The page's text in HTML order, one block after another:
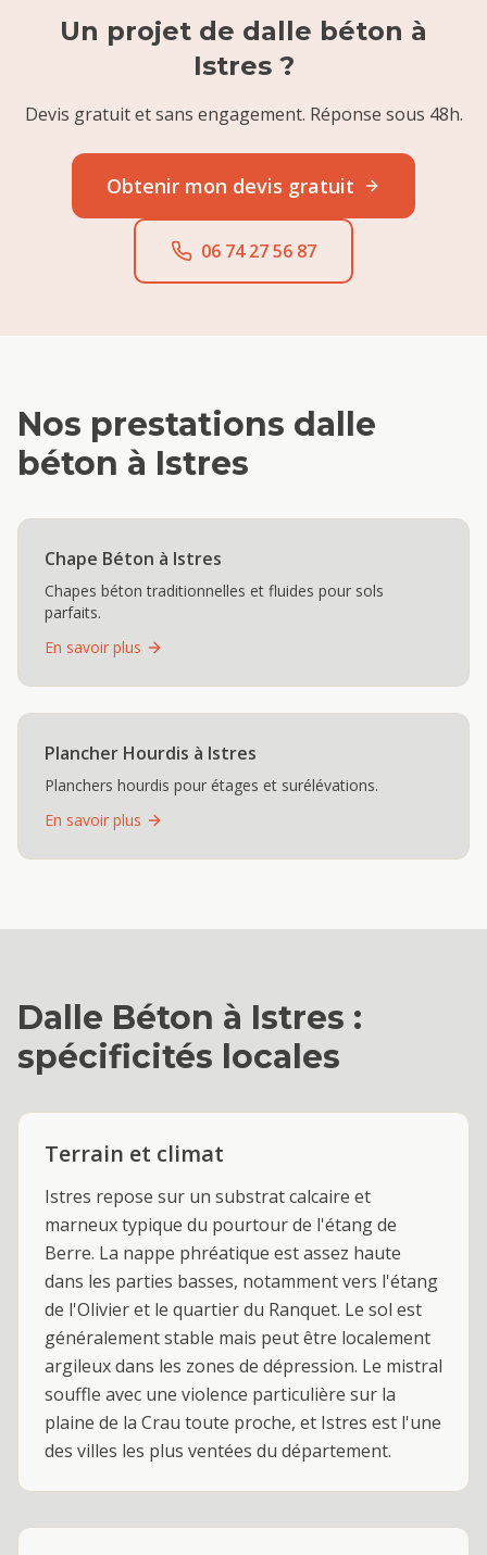
Un projet de dalle béton à
Istres?
Devis gratuit et sans engagement. Réponse sous 48h.
Obtenir mon devis gratuit
06 74 27 56 87
Nos prestations dalle
béton à Istres
Chape Béton à Istres
Chapes béton traditionnelles et fluides pour sols
parfaits.
En savoir plus
Plancher Hourdis à Istres
Planchers hourdis pour étages et surélévations.
En savoir plus
Dalle Béton à Istres :
spécificités locales
Terrain et climat
Istres repose sur un substrat calcaire et
marneux typique du pourtour de l'étang de
Berre. La nappe phréatique est assez haute
dans les parties basses, notamment vers l'étang
de l'Olivier et le quartier du Ranquet. Le sol est
généralement stable mais peut être localement
argileux dans les zones de dépression. Le mistral
souffle avec une violence particulière sur la
plaine de la Crau toute proche, et Istres est l'une
des villes les plus ventées du département.